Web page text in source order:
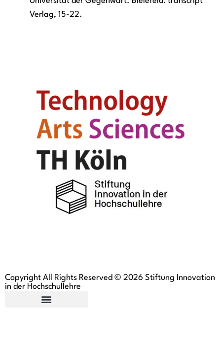
Verlag, 15-22.
Copyright All Rights Reserved © 2026 Stiftung Innovation
in der Hochschullehre